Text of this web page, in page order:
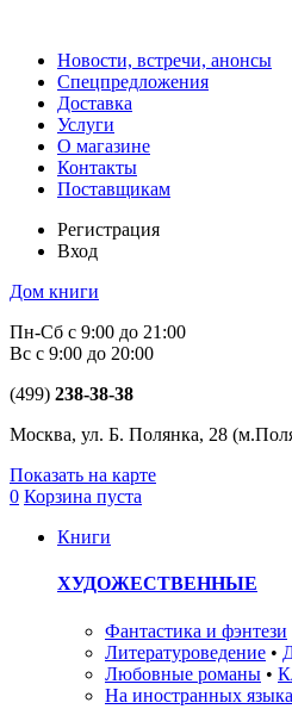
Новости, встречи, анонсы
Спецпредложения
Доставка
Услуги
О магазине
Контакты
Поставщикам
Регистрация
Вход
Дом книги
Пн-Сб с 9:00 до 21:00
Вс с 9:00 до 20:00
(499) 238-38-38
Москва, ул. Б. Полянка, 28
Показать на карте
0 Корзина пуста
Книги
ХУДОЖЕСТВЕННЫЕ
Фантастика и фэнтези
Литературоведение •
Любовные романы •
На иностранных